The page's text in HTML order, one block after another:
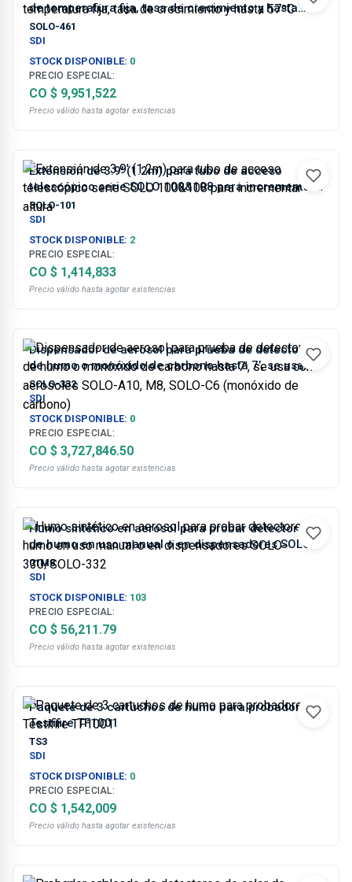
de temperatura fija, tasa de crecimiento y hasta
57ºC
SOLO-461
SDI
STOCK DISPONIBLE: 0
PRECIO ESPECIAL:
CO $ 9,951,522
Precio válido hasta agotar existencias
Extensión de 3.9' (1.2m) para tubo de acceso
telescópico serie SOLO 100&108 para incrementar
altura
SOLO-101
SDI
STOCK DISPONIBLE: 2
PRECIO ESPECIAL:
CO $ 1,414,833
Precio válido hasta agotar existencias
Dispensador de aerosol para prueba de detectores
de humo o monóxido de carbono hasta 7’, se usa
con aerosoles SOLO-A10, M8, SOLO-C6 (monóxido
de carbono)
SOLO-332
SDI
STOCK DISPONIBLE: 0
PRECIO ESPECIAL:
CO $ 3,727,846.50
Precio válido hasta agotar existencias
Humo sintético en aerosol para probar detectores
de humo en uso manual o en dispensadores SOLO-
330/SOLO-332
01M8
SDI
STOCK DISPONIBLE: 103
PRECIO ESPECIAL:
CO $ 56,211.79
Precio válido hasta agotar existencias
Paquete de 3 cartuchos de humo para probadores
Testifire TF1001
TS3
SDI
STOCK DISPONIBLE: 0
PRECIO ESPECIAL:
CO $ 1,542,009
Precio válido hasta agotar existencias